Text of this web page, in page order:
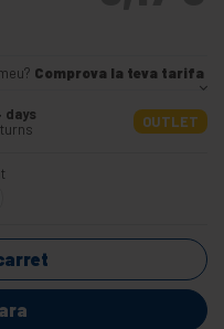
Comprova la teva tarifa
days
OUTLET